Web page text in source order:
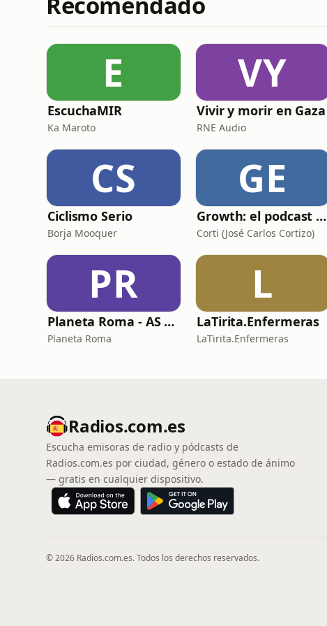
E
EscuchaMIR
Ka Maroto
VY
Vivir y morir en Gaza
RNE Audio
CS
Ciclismo Serio
Borja Mooquer
GE
Growth: el podcast de Product Hackers 🚀
Corti (José Carlos Cortizo)
PR
Planeta Roma - AS Roma Podcast en Español
Planeta Roma
L
LaTirita.Enfermeras
LaTirita.Enfermeras
Radios.com.es
Escucha emisoras de radio y pódcasts de
Radios.com.es por ciudad, género o estado de ánimo
— gratis en cualquier dispositivo.
© 2026 Radios.com.es. Todos los derechos reservados.